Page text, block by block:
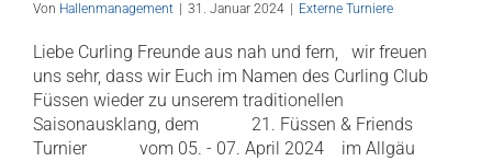
Von Hallenmanagement 31. Januar 2024 Externe Turniere
Liebe Curling Freunde aus nah und fern, wir freuen
uns sehr, dass wir Euch im Namen des Curling Club
Füssen wieder zu unserem traditionellen
Saisonausklang, dem 21. Füssen & Friends
Turnier vom 05. - 07. April 2024 im Allgäu